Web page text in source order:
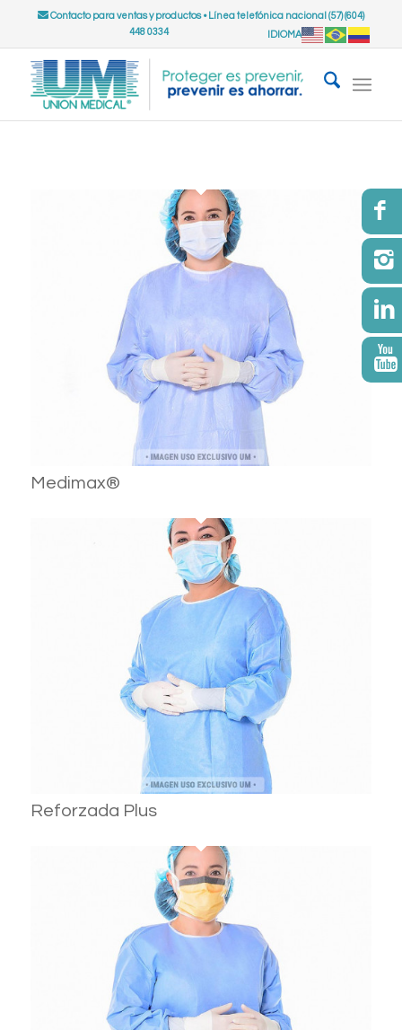
Contacto para ventas y productos• Línea telefónica nacional (57) (604)
448 0334
IDIOMA
Medimax®
Reforzada Plus